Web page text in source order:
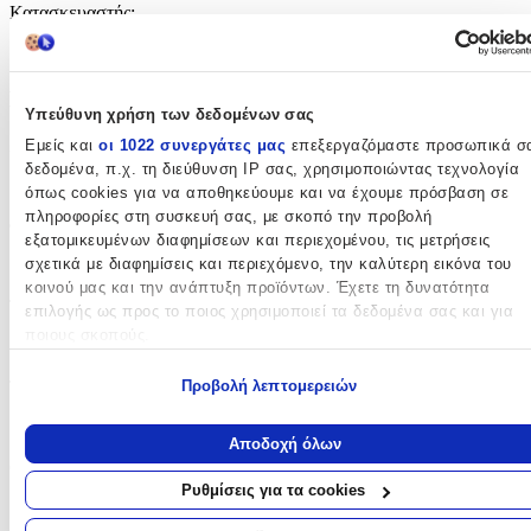
Υπεύθυνη χρήση των δεδομένων σας
Εμείς και οι 1022 συνεργάτες μας επεξεργαζόμαστε προσωπικά
δεδομένα, π.χ. τη διεύθυνση IP σας, χρησιμοποιώντας τεχνολογία
όπως cookies για να αποθηκεύουμε και να έχουμε πρόσβαση σε
πληροφορίες στη συσκευή σας, με σκοπό την προβολή
εξατομικευμένων διαφημίσεων και περιεχομένου, τις μετρήσεις
σχετικά με διαφημίσεις και περιεχόμενο, την καλύτερη εικόνα του
κοινού μας και την ανάπτυξη προϊόντων. Έχετε τη δυνατότητα
επιλογής ως προς το ποιος χρησιμοποιεί τα δεδομένα σας και για
Εάν μας επιτρέπετε, θα θέλαμε επίσης:
τοποθεσία, οι οποίες μπορεί να είναι ακριβείς σε απόσταση
Να αναγνωρίσουμε τη συσκευή σας σαρώνοντας ενεργά για
συγκεκριμένα χαρακτηριστικά (δακτυλικό αποτύπωμα)
Προβολή λεπτομερειών
Αποδοχή όλων
Ρυθμίσεις για τα cookies
Κατασκευαστής:
Χρώμα :
Πολύχρωμο
Φύλο:
Αγόρι
Τύπος:
Τρόλεϊ
Νηπιαγωγείου
Θέμα:
Disney Cars